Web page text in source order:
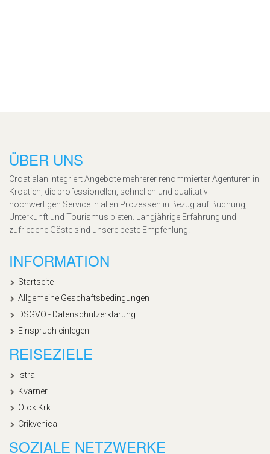
ÜBER UNS
Croatialan integriert Angebote mehrerer renommierter Agenturen in
Kroatien, die professionellen, schnellen und qualitativ
hochwertigen Service in allen Prozessen in Bezug auf Buchung,
Unterkunft und Tourismus bieten. Langjährige Erfahrung und
zufriedene Gäste sind unsere beste Empfehlung.
INFORMATION
Startseite
Allgemeine Geschäftsbedingungen
DSGVO - Datenschutzerklärung
Einspruch einlegen
REISEZIELE
Istra
Kvarner
Otok Krk
Crikvenica
SOZIALE NETZWERKE